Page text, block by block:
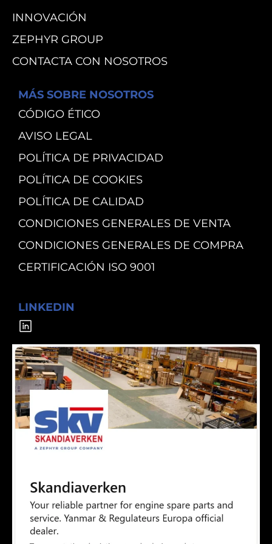
INNOVACIÓN
ZEPHYR GROUP
CONTACTA CON NOSOTROS
MÁS SOBRE NOSOTROS
CÓDIGO ÉTICO
AVISO LEGAL
POLÍTICA DE PRIVACIDAD
POLÍTICA DE COOKIES
POLÍTICA DE CALIDAD
CONDICIONES GENERALES DE VENTA
CONDICIONES GENERALES DE COMPRA
CERTIFICACIÓN ISO 9001
LINKEDIN